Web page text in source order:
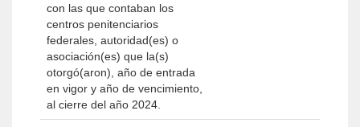
con las que contaban los
centros penitenciarios
federales, autoridad(es) o
asociación(es) que la(s)
otorgó(aron), año de entrada
en vigor y año de vencimiento,
al cierre del año 2024.